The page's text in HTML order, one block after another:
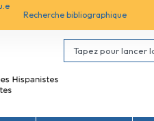
Recherche bibliographique